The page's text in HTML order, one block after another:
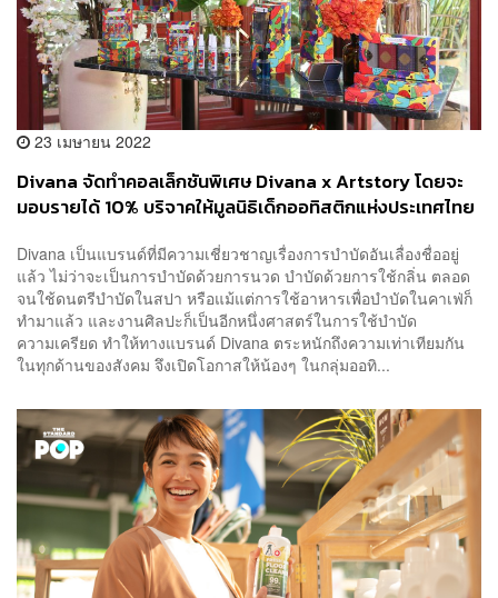
23 เมษายน 2022
Divana จัดทำคอลเล็กชันพิเศษ Divana x Artstory โดยจะ
มอบรายได้ 10% บริจาคให้มูลนิธิเด็กออทิสติกแห่งประเทศไทย
Divana เป็นแบรนด์ที่มีความเชี่ยวชาญเรื่องการบำบัดอันเลื่องชื่ออยู่
แล้ว ไม่ว่าจะเป็นการบำบัดด้วยการนวด บำบัดด้วยการใช้กลิ่น ตลอด
จนใช้ดนตรีบำบัดในสปา หรือแม้แต่การใช้อาหารเพื่อบำบัดในคาเฟ่ก็
ทำมาแล้ว และงานศิลปะก็เป็นอีกหนึ่งศาสตร์ในการใช้บำบัด
ความเครียด ทำให้ทางแบรนด์ Divana ตระหนักถึงความเท่าเทียมกัน
ในทุกด้านของสังคม จึงเปิดโอกาสให้น้องๆ ในกลุ่มออทิ...